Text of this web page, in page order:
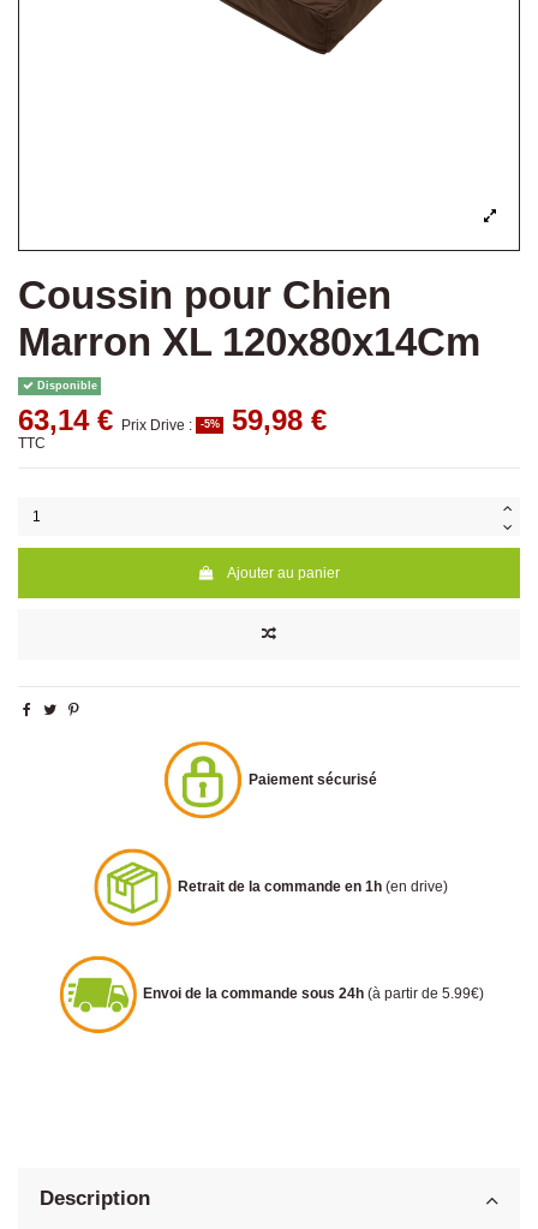
Coussin pour Chien
Marron XL 120x80x14Cm
Disponible
63,14 € Prix Drive : -5% 59,98 €
TTC
Ajouter au panier
Paiement sécurisé
Retrait de la commande en 1h (en drive)
Envoi de la commande sous 24h (à partir de 5.99€)
Description